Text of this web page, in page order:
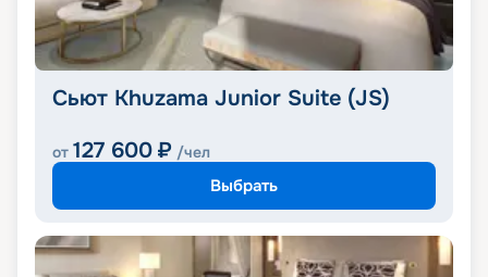
Сьют Khuzama Junior Suite (JS)
от 127 600 ₽ /чел
Выбрать